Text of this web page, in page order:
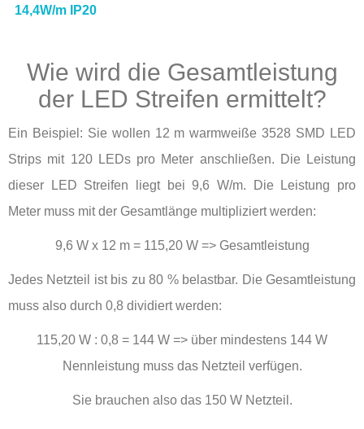
14,4W/m IP20
Wie wird die Gesamtleistung
der LED Streifen ermittelt?
Ein Beispiel: Sie wollen 12 m warmweiße 3528 SMD LED
Strips mit 120 LEDs pro Meter anschließen. Die Leistung
dieser LED Streifen liegt bei 9,6 W/m. Die Leistung pro
Meter muss mit der Gesamtlänge multipliziert werden:
9,6 W x 12 m = 115,20 W => Gesamtleistung
Jedes Netzteil ist bis zu 80 % belastbar. Die Gesamtleistung
muss also durch 0,8 dividiert werden:
115,20 W : 0,8 = 144 W => über mindestens 144 W
Nennleistung muss das Netzteil verfügen.
Sie brauchen also das 150 W Netzteil.